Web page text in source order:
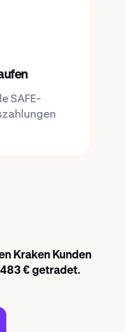
SAFE-
Kraken Kunden
€ getradet.